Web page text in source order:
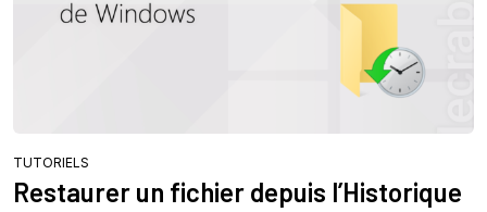
TUTORIELS
Restaurer un fichier depuis l’Historique